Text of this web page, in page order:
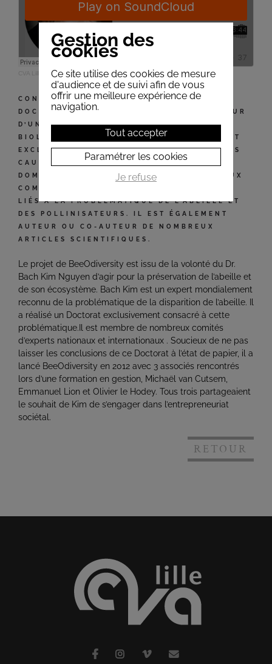
CVA Lille Le monde peut-il survivre aux abeilles ?
CONFÉRENCE DE BACH KIM NGUYEN : LE
DOCTEUR BACH KIM NGUYEN EST DÉTENTEUR
D’UN PHD EN AGRONOMIE ET INGÉNIERIE
BIOLOGIQUE. SA THÈSE DE DOCTORAT ÉTAIT
EXCLUSIVEMENT CONSACRÉE À L’ÉTUDE DES
CAUSES DE MORTALITÉ DE L’ABEILLE
DOMESTIQUE. IL EST MEMBRE DE NOMBREUX
COMITÉS NATIONAUX ET INTERNATIONAUX
LIÉS À LA PROBLÉMATIQUE DE L’ABEILLE ET
DES POLLINISATEURS. IL EST ÉGALEMENT
AUTEUR OU CO-AUTEUR DE NOMBREUX
ARTICLES SCIENTIFIQUES.
Le projet de BeeOdiversity est issu de la volonté du Dr.
Bach Kim Nguyen d’agir pour la préservation de l’abeille et
de son écosystème. Bach Kim est un expert mondialement
reconnu de la problématique de la disparition de l’abeille. Il
a réalisé un Doctorat exclusivement consacré à cette
problématique.Il est membre de nombreux comités
d’experts nationaux et internationaux . Soucieux de ne pas
laisser les conclusions de ce Doctorat à l’état de papier, il a
lancé BeeOdiversity en 2012 avec 3 associés rencontrés
lors d’une formation en gestion, Michaël van Cutsem,
Emmanuel Lion et Olivier le Hodey. Tous trois partageaient
le souhait de Kim de s’engager dans l’entrepreneuriat
sociétal.
RETOUR
Gestion des
cookies
Ce site utilise des cookies de mesure
d'audience et de suivi afin de vous
offrir une meilleure expérience de
navigation.
Tout accepter
Paramétrer les cookies
Je refuse